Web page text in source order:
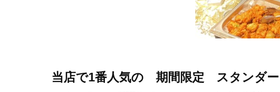
当店で1番人気の 期間限定 スタンダー